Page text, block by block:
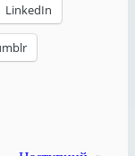
LinkedIn